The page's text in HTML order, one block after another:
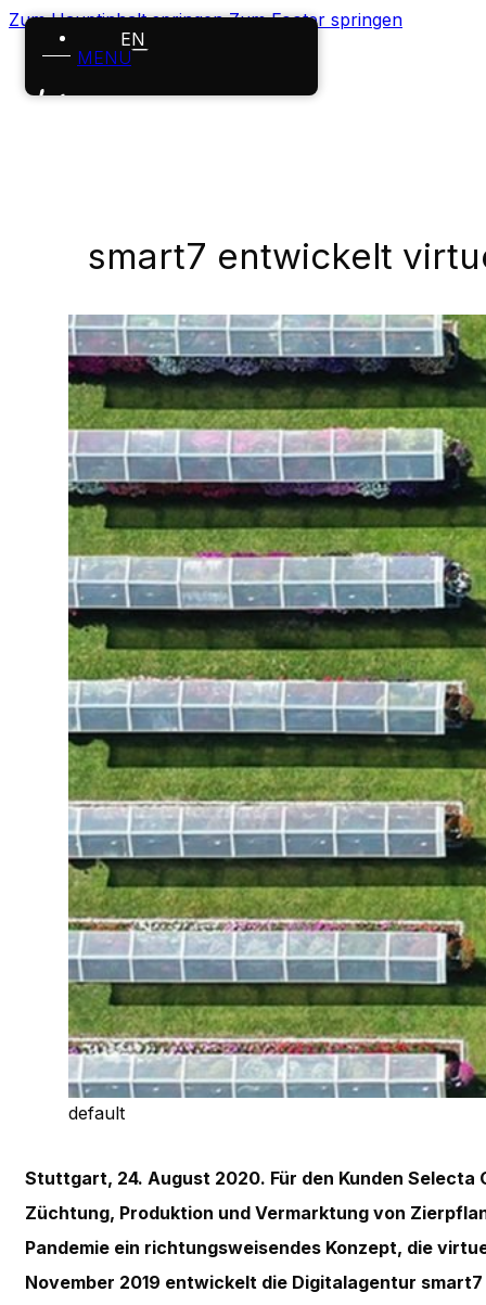
Zum Hauptinhalt springen Zum Footer springen
MENÜ
EN
Karriere
News
Kontakt
smart7 entwickelt
default
Stuttgart, 24. August 2020. Für den Kunden
Züchtung, Produktion und Vermarktung von
Pandemie ein richtungsweisendes Konzept, die
November 2019 entwickelt die Digitalagentur